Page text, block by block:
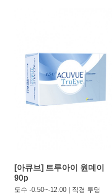
[아큐브] 트루아이 원데이
90p
도수 -0.50~-12.00 | 직경 투명